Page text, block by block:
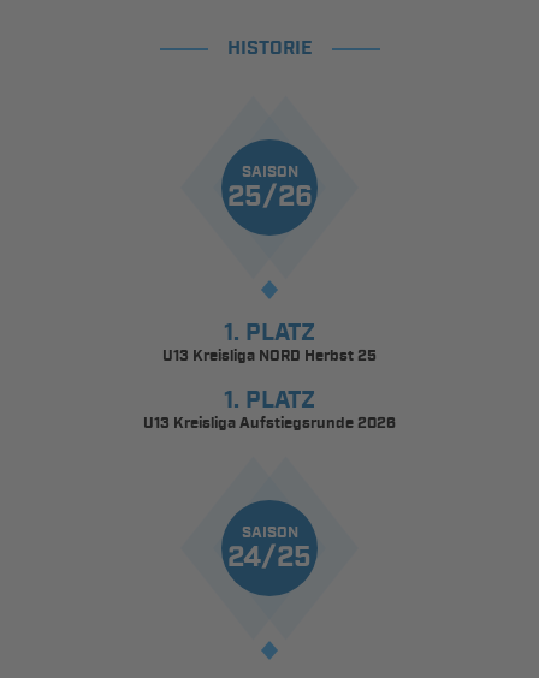
HISTORIE
SAISON
25/26
1. PLATZ
U13 Kreisliga NORD Herbst 25
1. PLATZ
U13 Kreisliga Aufstiegsrunde 2026
SAISON
24/25